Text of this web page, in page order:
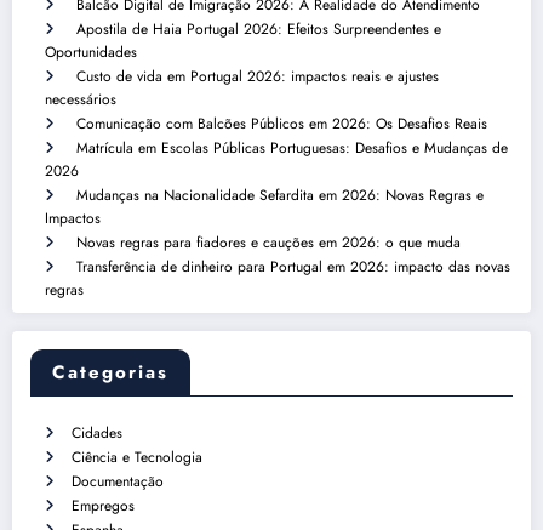
Balcão Digital de Imigração 2026: A Realidade do Atendimento
Apostila de Haia Portugal 2026: Efeitos Surpreendentes e
Oportunidades
Custo de vida em Portugal 2026: impactos reais e ajustes
necessários
Comunicação com Balcões Públicos em 2026: Os Desafios Reais
Matrícula em Escolas Públicas Portuguesas: Desafios e Mudanças de
2026
Mudanças na Nacionalidade Sefardita em 2026: Novas Regras e
Impactos
Novas regras para fiadores e cauções em 2026: o que muda
Transferência de dinheiro para Portugal em 2026: impacto das novas
regras
Categorias
Cidades
Ciência e Tecnologia
Documentação
Empregos